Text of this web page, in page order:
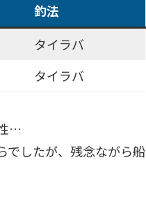
釣法
タイラバ
タイラバ
…
でしたが、残念ながら船